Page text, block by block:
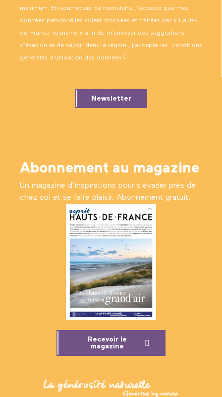
maximum. En soumettant ce formulaire, j’accepte que mes
données personnelles soient stockées et traitées par « Hauts-
de-France Tourisme » afin de m’envoyer des suggestions
d’évasion et de séjour dans la région ; j’accepte les conditions
générales d’utilisation des données .
Newsletter
Abonnement au magazine
Un magazine d’inspirations pour s'évader près de
chez soi et se faire plaisir. Abonnement gratuit.
Recevoir le
magazine